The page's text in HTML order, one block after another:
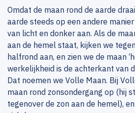
Omdat de maan rond de aarde
aarde steeds op een andere
van licht en donker aan. Als de
aan de hemel staat, kijken we
halfrond aan, en zien we de maan
werkelijkheid is de achterkant van
Dat noemen we Volle Maan. Bij
maan rond zonsondergang op (hij
tegenover de zon aan de hemel),